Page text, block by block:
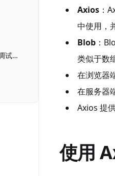
通过Apifox来 Mock 数据，并调试接口
Axios：
中使用，
Blob：
类似于数
在浏览器
在服务器
Axios 提
使用